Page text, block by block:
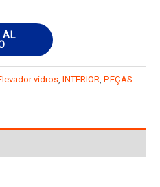
AL
vidros INTERIOR PEÇAS